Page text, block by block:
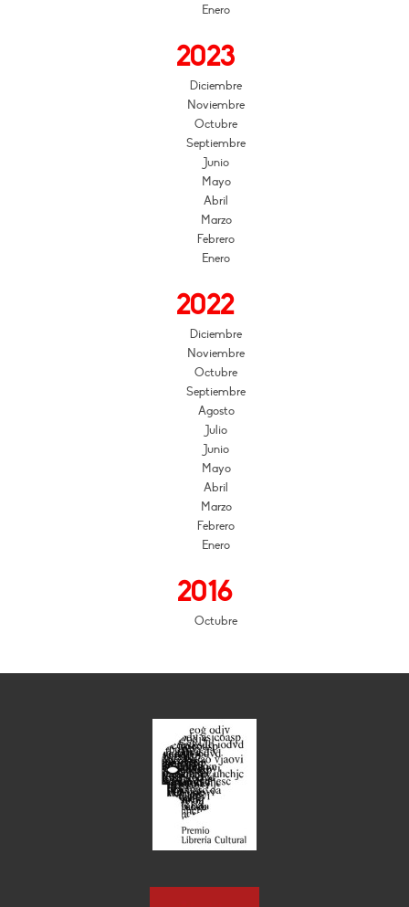
Enero
2023
Diciembre
Noviembre
Octubre
Septiembre
Junio
Mayo
Abril
Marzo
Febrero
Enero
2022
Diciembre
Noviembre
Octubre
Septiembre
Agosto
Julio
Junio
Mayo
Abril
Marzo
Febrero
Enero
2016
Octubre